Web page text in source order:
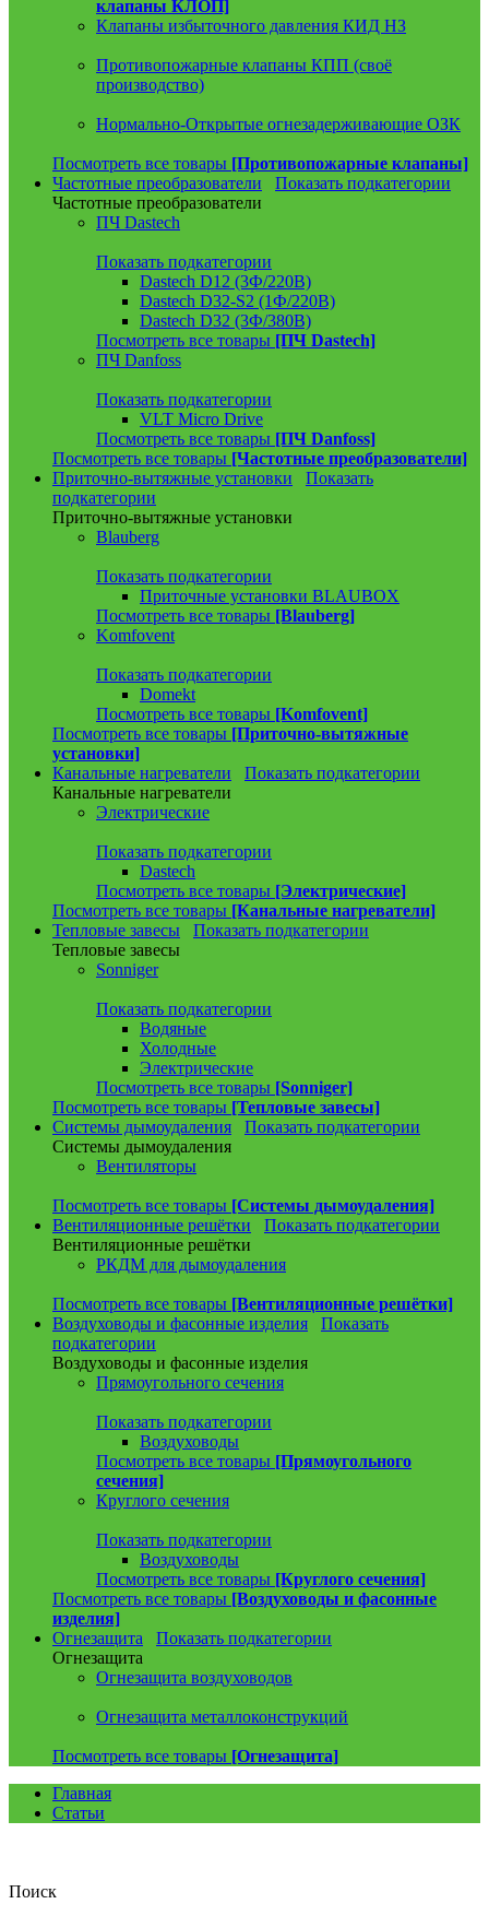
клапаны КЛОП]
Клапаны избыточного давления КИД НЗ
Противопожарные клапаны КПП (своё
производство)
Нормально-Открытые огнезадерживающие ОЗК
Посмотреть все товары [Противопожарные клапаны]
Частотные преобразователи
Показать подкатегории
Частотные преобразователи
ПЧ Dastech
Показать подкатегории
Dastech D12 (3Ф/220В)
Dastech D32-S2 (1Ф/220В)
Dastech D32 (3Ф/380В)
Посмотреть все товары [ПЧ Dastech]
ПЧ Danfoss
Показать подкатегории
VLT Micro Drive
Посмотреть все товары [ПЧ Danfoss]
Посмотреть все товары [Частотные преобразователи]
Приточно-вытяжные установки
Показать
подкатегории
Приточно-вытяжные установки
Blauberg
Показать подкатегории
Приточные установки BLAUBOX
Посмотреть все товары [Blauberg]
Komfovent
Показать подкатегории
Domekt
Посмотреть все товары [Komfovent]
Посмотреть все товары [Приточно-вытяжные
установки]
Канальные нагреватели
Показать подкатегории
Канальные нагреватели
Электрические
Показать подкатегории
Dastech
Посмотреть все товары [Электрические]
Посмотреть все товары [Канальные нагреватели]
Тепловые завесы
Показать подкатегории
Тепловые завесы
Sonniger
Показать подкатегории
Водяные
Холодные
Электрические
Посмотреть все товары [Sonniger]
Посмотреть все товары [Тепловые завесы]
Системы дымоудаления
Показать подкатегории
Системы дымоудаления
Вентиляторы
Посмотреть все товары [Системы дымоудаления]
Вентиляционные решётки
Показать подкатегории
Вентиляционные решётки
РКДМ для дымоудаления
Посмотреть все товары [Вентиляционные решётки]
Воздуховоды и фасонные изделия
Показать
подкатегории
Воздуховоды и фасонные изделия
Прямоугольного сечения
Показать подкатегории
Воздуховоды
Посмотреть все товары [Прямоугольного
сечения]
Круглого сечения
Показать подкатегории
Воздуховоды
Посмотреть все товары [Круглого сечения]
Посмотреть все товары [Воздуховоды и фасонные
изделия]
Огнезащита
Показать подкатегории
Огнезащита
Огнезащита воздуховодов
Огнезащита металлоконструкций
Посмотреть все товары [Огнезащита]
Главная
Статьи
Поиск